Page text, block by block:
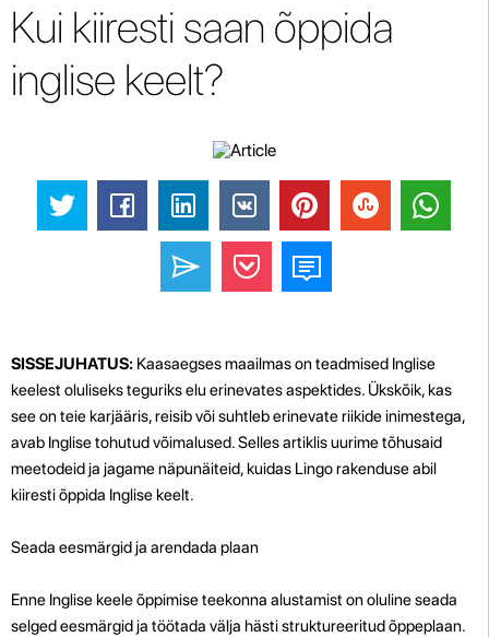
Kui kiiresti saan õppida
inglise keelt?
SISSEJUHATUS: Kaasaegses maailmas on teadmised Inglise
keelest oluliseks teguriks elu erinevates aspektides. Ükskõik, kas
see on teie karjääris, reisib või suhtleb erinevate riikide inimestega,
avab Inglise tohutud võimalused. Selles artiklis uurime tõhusaid
meetodeid ja jagame näpunäiteid, kuidas Lingo rakenduse abil
kiiresti õppida Inglise keelt.
Seada eesmärgid ja arendada plaan
Enne Inglise keele õppimise teekonna alustamist on oluline seada
selged eesmärgid ja töötada välja hästi struktureeritud õppeplaan.